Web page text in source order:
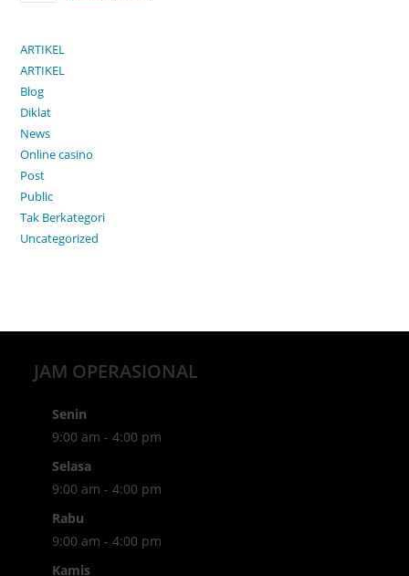
ARTIKEL
ARTIKEL
Blog
Diklat
News
Online casino
Post
Public
Tak Berkategori
Uncategorized
JAM OPERASIONAL
Senin
9:00 am - 4:00 pm
Selasa
9:00 am - 4:00 pm
Rabu
9:00 am - 4:00 pm
Kamis